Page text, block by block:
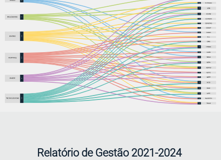
Relatório de Gestão 2021-2024